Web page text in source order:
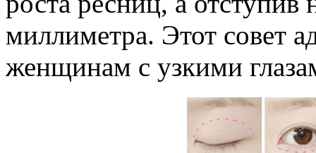
миллиметра. Этот совет
женщинам с узкими